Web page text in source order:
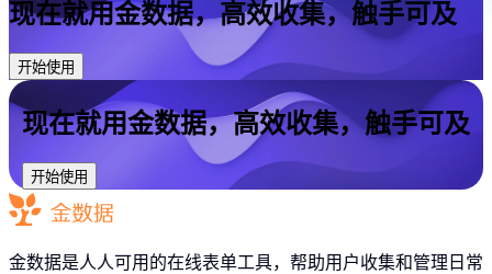
现在就用金数据，高效收集，触手可及
开始使用
现在就用金数据，高效收集，触手可及
开始使用
金数据是人人可用的在线表单工具，帮助用户收集和管理日常